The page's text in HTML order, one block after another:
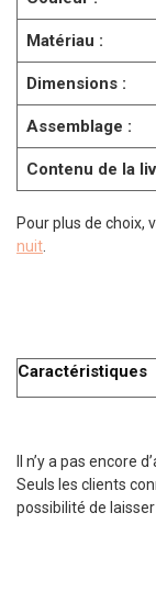
Matériau :
Dimensions :
Assemblage :
Contenu de la
Pour plus de choix,
nuit
Caractéristiques
Il n’y a pas encore
Seuls les clients
possibilité de